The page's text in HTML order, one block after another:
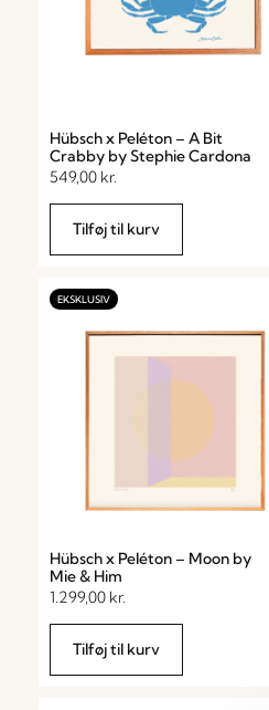
Hübsch x Peléton – A Bit
Crabby by Stephie Cardona
549,00 kr.
Tilføj til kurv
Hübsch x Peléton – Moon by
Mie & Him
1.299,00 kr.
Tilføj til kurv